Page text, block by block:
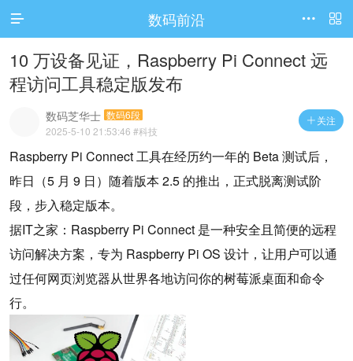
访问电脑版
 数码前沿 

10 万设备见证，Raspberry Pi Connect 远
程访问工具稳定版发布
 关注
数码芝华士 数码6段
2025-5-10 21:53:46 #科技
Raspberry Pi Connect 工具在经历约一年的 Beta 测试后，
昨日（5 月 9 日）随着版本 2.5 的推出，正式脱离测试阶
段，步入稳定版本。
据IT之家：Raspberry Pi Connect 是一种安全且简便的远程
访问解决方案，专为 Raspberry Pi OS 设计，让用户可以通
过任何网页浏览器从世界各地访问你的树莓派桌面和命令
行。